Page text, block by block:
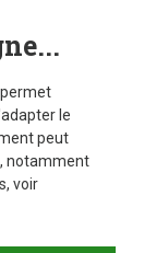
10%
permet
le
peut
notamment
voir